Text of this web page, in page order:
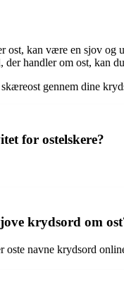
ost, kan være en sjov og
der handler om ost, kan
gennem dine
for ostelskere?
krydsord om
oste navne krydsord